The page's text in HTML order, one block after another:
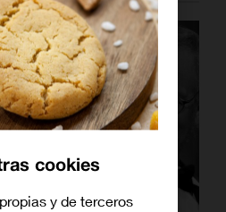
cookies
y de terceros